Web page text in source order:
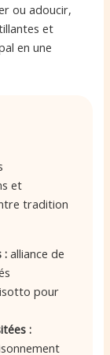
ou adoucir,
et
en une
et
tradition
:alliance de
pour
: